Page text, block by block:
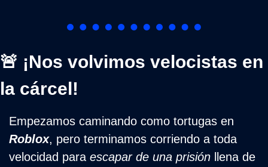
🚨 ¡Nos volvimos velocistas en
la cárcel!
Roblox, pero terminamos corriendo a toda
velocidad para escapar de una prisión llena de